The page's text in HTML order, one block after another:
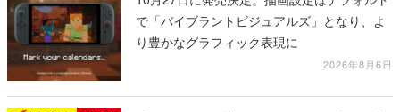
で「バイブラントビジュアルズ」となり、よ
り豊かなグラフィック表現に
2026年8月6日